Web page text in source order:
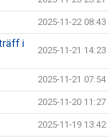
2025-11-22 08:43
i
2025-11-21 14:23
2025-11-21 07:54
2025-11-20 11:27
2025-11-19 13:42